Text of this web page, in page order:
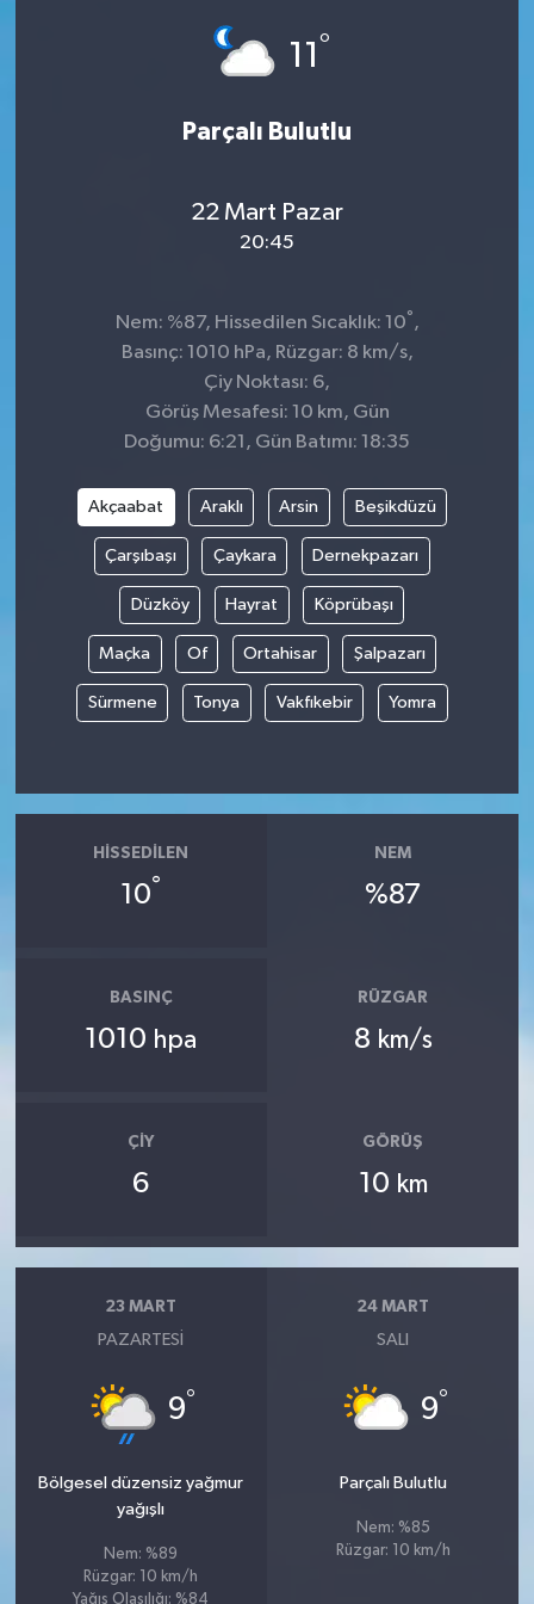
11°
Parçalı Bulutlu
22 Mart Pazar
20:45
Nem: %87, Hissedilen Sıcaklık: 10° ,
Basınç: 1010 hPa, Rüzgar: 8 km/s,
Çiy Noktası: 6,
Görüş Mesafesi: 10 km, Gün
Doğumu: 6:21, Gün Batımı: 18:35
Akçaabat Araklı Arsin Beşikdüzü
Çarşıbaşı Çaykara Dernekpazarı
Düzköy Hayrat Köprübaşı
Maçka Of Ortahisar Şalpazarı
Sürmene Tonya Vakfıkebir Yomra
HISSEDILEN
10°
NEM
%87
BASINÇ
1010 hpa
RÜZGAR
8 km/s
ÇIY
6
GÖRÜŞ
10 km
23 MART
PAZARTESI
9°
Bölgesel düzensiz yağmur
yağışlı
Nem: %89
Rüzgar: 10 km/h
Yağış Olasılığı: %84
24 MART
SALI
9°
Parçalı Bulutlu
Nem: %85
Rüzgar: 10 km/h